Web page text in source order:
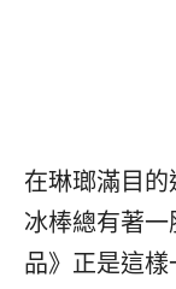
在琳瑯滿目
冰棒總有著
品》正是這